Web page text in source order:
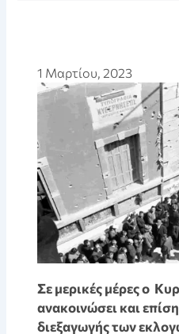
1 Μαρτίου, 2023
Σε μερικές μέρες ο
ανακοινώσει και
διεξαγωγής των